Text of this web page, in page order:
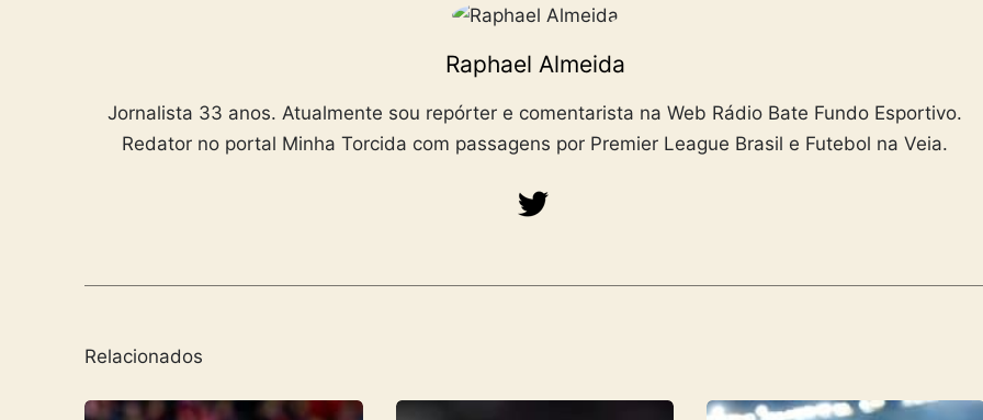
Raphael Almeida
Jornalista 33 anos. Atualmente sou repórter e comentarista na Web Rádio Bate Fundo Esportivo.
Redator no portal Minha Torcida com passagens por Premier League Brasil e Futebol na Veia.
Relacionados